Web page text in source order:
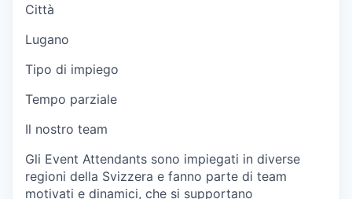
Città
Lugano
Tipo di impiego
Tempo parziale
Il nostro team
Gli Event Attendants sono impiegati in diverse
regioni della Svizzera e fanno parte di team
motivati e dinamici, che si supportano